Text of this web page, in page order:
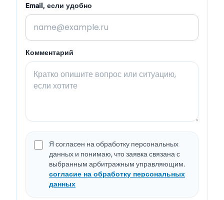
Email, если удобно
Комментарий
Я согласен на обработку персональных
данных и понимаю, что заявка связана с
выбранным арбитражным управляющим.
согласие на обработку персональных
данных